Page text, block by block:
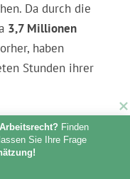
Da durch die
3,7 Millionen
haben
Stunden ihrer
Vorschrift, können
wenn sie sich
Finden
Sie Ihre Frage